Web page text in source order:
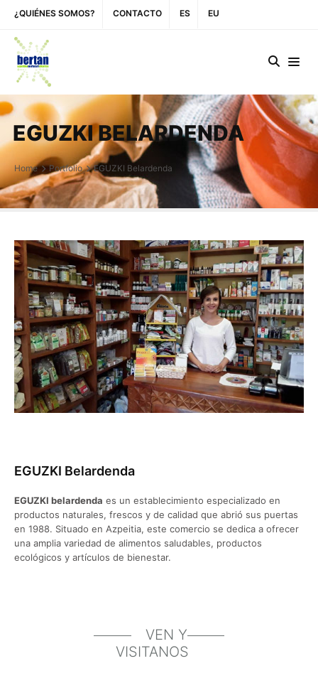
¿QUIÉNES SOMOS? CONTACTO ES EU
EGUZKI BELARDENDA
Home Portfolio EGUZKI Belardenda
EGUZKI Belardenda
EGUZKI belardenda es un establecimiento especializado en
productos naturales, frescos y de calidad que abrió sus puertas
en 1988. Situado en Azpeitia, este comercio se dedica a ofrecer
una amplia variedad de alimentos saludables, productos
ecológicos y artículos de bienestar.
VEN Y
VISITANOS